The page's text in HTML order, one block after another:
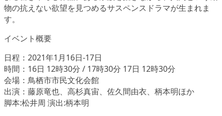
物の抗えない欲望を見つめるサスペンスドラマが生まれま
す。
イベント概要
日程：2021年1月16日-17日
時間：16日 12時30分 / 17時30分 17日 12時30分
会場：鳥栖市市民文化会館
出演：藤原竜也、高杉真宙、佐久間由衣、柄本明ほか
脚本:松井周 演出:柄本明